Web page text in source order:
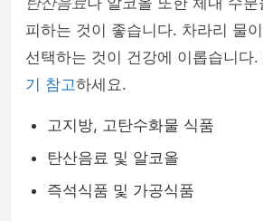
피하는 것이 좋습니다. 차라리 물
선택하는 것이 건강에 이롭습니다.
기 참고하세요.
고지방, 고탄수화물 식품
탄산음료 및 알코올
즉석식품 및 가공식품